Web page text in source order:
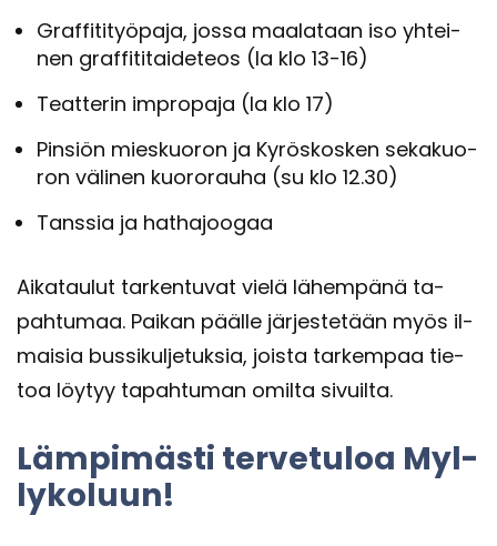
Graf­fi­ti­työ­pa­ja, jossa maa­la­taan iso yh­tei­
nen graf­fi­ti­tai­de­teos (la klo 13-16)
Teat­te­rin im­pro­pa­ja (la klo 17)
Pin­siön mies­kuo­ron ja Ky­rös­kos­ken se­ka­kuo­
ron vä­li­nen kuo­ro­rau­ha (su klo 12.30)
Tans­sia ja hat­ha­joo­gaa
Ai­ka­tau­lut tar­ken­tu­vat vielä lä­hem­pä­nä ta­
pah­tu­maa. Pai­kan pääl­le jär­jes­te­tään myös il­
mai­sia bus­si­kul­je­tuk­sia, jois­ta tar­kem­paa tie­
toa löy­tyy ta­pah­tu­man omil­ta si­vuil­ta.
Läm­pi­mäs­ti ter­ve­tu­loa Myl­
ly­ko­luun!